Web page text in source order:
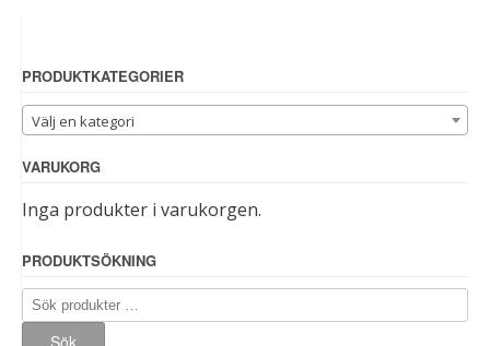
PRODUKTKATEGORIER
Välj en kategori
VARUKORG
Inga produkter i varukorgen.
PRODUKTSÖKNING
Sök
efter:
Sök